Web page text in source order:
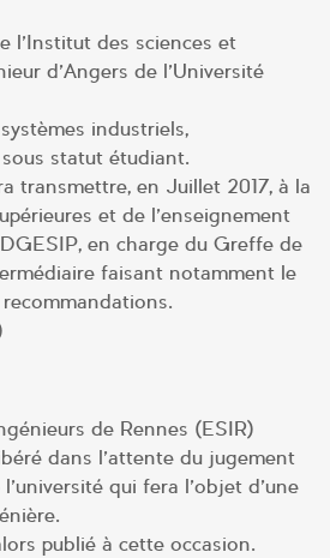
l’Institut des sciences et
d’Angers de l’Université
industriels,
statut étudiant.
transmettre, en Juillet 2017, à la
et de l’enseignement
en charge du Greffe de
faisant notamment le
de Rennes (ESIR)
dans l’attente du jugement
qui fera l’objet d’une
publié à cette occasion.